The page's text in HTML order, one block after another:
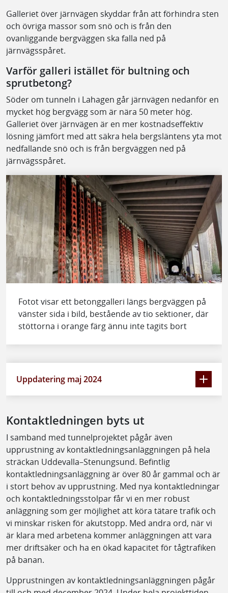
Galleriet över järnvägen skyddar från att förhindra sten
och övriga massor som snö och is från den
ovanliggande bergväggen ska falla ned på
järnvägsspåret.
Varför galleri istället för bultning och
sprutbetong?
Söder om tunneln i Lahagen går järnvägen nedanför en
mycket hög bergvägg som är nära 50 meter hög.
Galleriet över järnvägen är en mer kostnadseffektiv
lösning jämfört med att säkra hela bergsläntens yta mot
nedfallande snö och is från bergväggen ned på
järnvägsspåret.
Fotot visar ett betonggalleri längs bergväggen på
vänster sida i bild, bestående av tio sektioner, där
stöttorna i orange färg ännu inte tagits bort
Uppdatering maj 2024
Kontaktledningen byts ut
I samband med tunnelprojektet pågår även
upprustning av kontaktledningsanläggningen på hela
sträckan Uddevalla–Stenungsund. Befintlig
kontaktledningsanläggning är över 80 år gammal och är
i stort behov av upprustning. Med nya kontaktledningar
och kontaktledningsstolpar får vi en mer robust
anläggning som ger möjlighet att köra tätare trafik och
vi minskar risken för akutstopp. Med andra ord, när vi
är klara med arbetena kommer anläggningen att vara
mer driftsäker och ha en ökad kapacitet för tågtrafiken
på banan.
Upprustningen av kontaktledningsanläggningen pågår